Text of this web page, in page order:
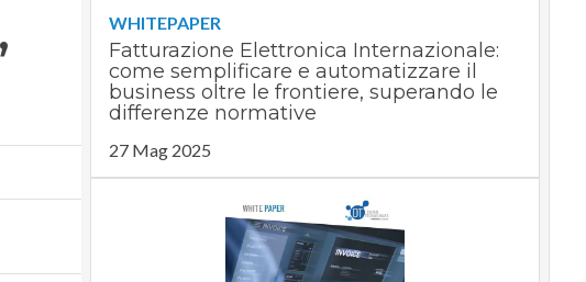
WHITEPAPER
Fatturazione Elettronica Internazionale:
come semplificare e automatizzare il
business oltre le frontiere, superando le
differenze normative
27 Mag 2025